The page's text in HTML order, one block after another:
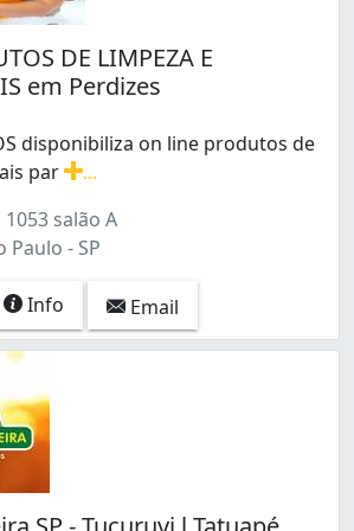
(3)
(1)
(3)
DE LIMPEZA E
em Perdizes
disponibiliza on line produtos de
par
salão A
Paulo - SP
Info Email